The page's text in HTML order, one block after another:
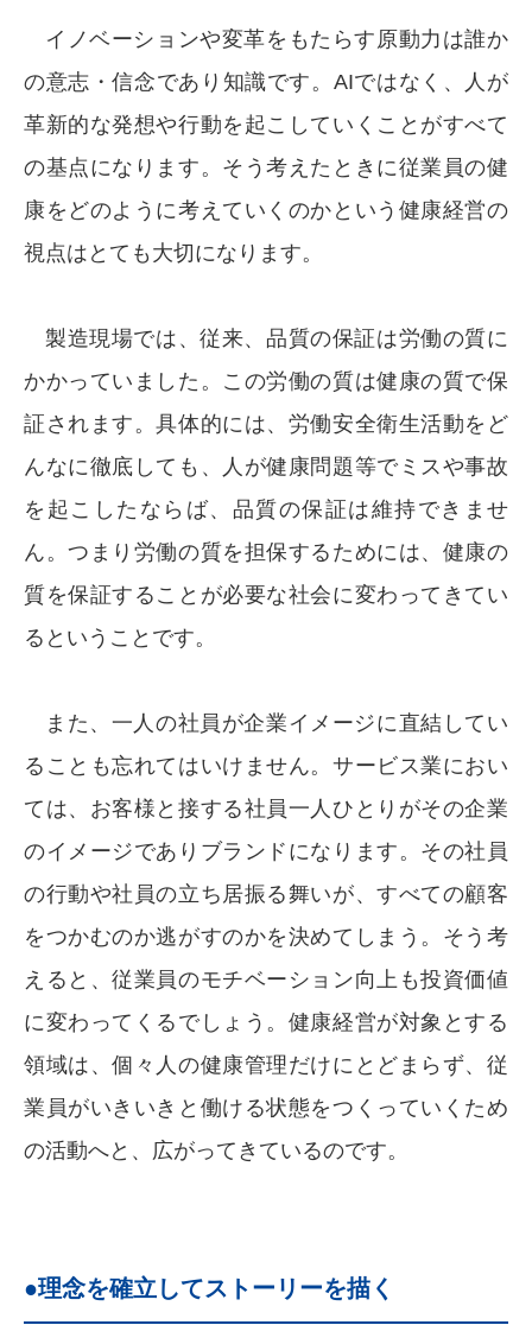
イノベーションや変革をもたらす原動力は誰か
の意志・信念であり知識です。AIではなく、人が
革新的な発想や行動を起こしていくことがすべて
の基点になります。そう考えたときに従業員の健
康をどのように考えていくのかという健康経営の
視点はとても大切になります。
製造現場では、従来、品質の保証は労働の質に
かかっていました。この労働の質は健康の質で保
証されます。具体的には、労働安全衛生活動をど
んなに徹底しても、人が健康問題等でミスや事故
を起こしたならば、品質の保証は維持できませ
ん。つまり労働の質を担保するためには、健康の
質を保証することが必要な社会に変わってきてい
るということです。
また、一人の社員が企業イメージに直結してい
ることも忘れてはいけません。サービス業におい
ては、お客様と接する社員一人ひとりがその企業
のイメージでありブランドになります。その社員
の行動や社員の立ち居振る舞いが、すべての顧客
をつかむのか逃がすのかを決めてしまう。そう考
えると、従業員のモチベーション向上も投資価値
に変わってくるでしょう。健康経営が対象とする
領域は、個々人の健康管理だけにとどまらず、従
業員がいきいきと働ける状態をつくっていくため
の活動へと、広がってきているのです。
●理念を確立してストーリーを描く